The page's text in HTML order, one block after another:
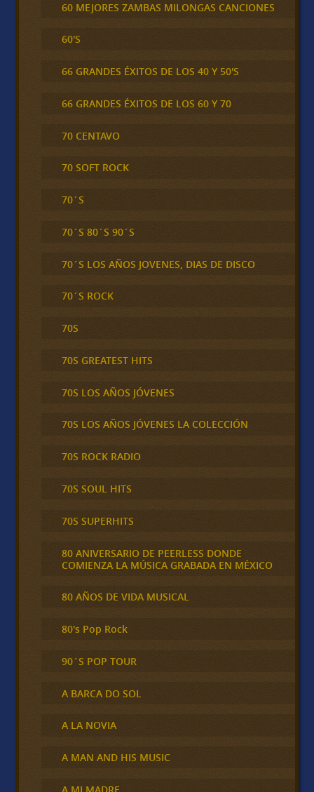
60 MEJORES ZAMBAS MILONGAS CANCIONES
60'S
66 GRANDES ÉXITOS DE LOS 40 Y 50'S
66 GRANDES ÉXITOS DE LOS 60 Y 70
70 CENTAVO
70 SOFT ROCK
70´S
70´S 80´S 90´S
70´S LOS AÑOS JOVENES, DIAS DE DISCO
70´S ROCK
70S
70S GREATEST HITS
70S LOS AÑOS JÓVENES
70S LOS AÑOS JÓVENES LA COLECCIÓN
70S ROCK RADIO
70S SOUL HITS
70S SUPERHITS
80 ANIVERSARIO DE PEERLESS DONDE
COMIENZA LA MÚSICA GRABADA EN MÉXICO
80 AÑOS DE VIDA MUSICAL
80's Pop Rock
90´S POP TOUR
A BARCA DO SOL
A LA NOVIA
A MAN AND HIS MUSIC